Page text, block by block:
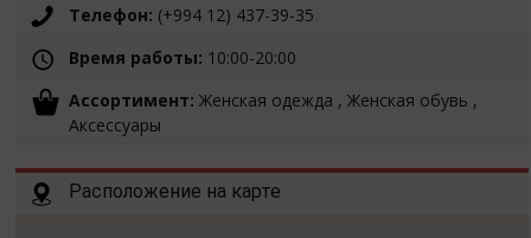
Телефон: (+994 12) 437-39-35
Время работы: 10:00-20:00
Ассортимент: Женская одежда , Женская обувь ,
Аксессуары
Расположение на карте